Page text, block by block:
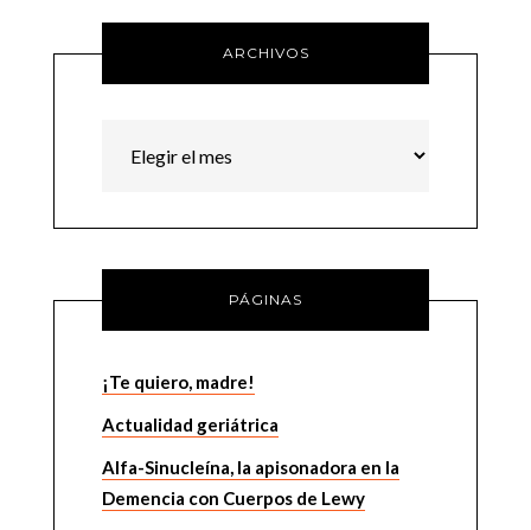
ARCHIVOS
PÁGINAS
¡Te quiero, madre!
Actualidad geriátrica
Alfa-Sinucleína, la apisonadora en la
Demencia con Cuerpos de Lewy